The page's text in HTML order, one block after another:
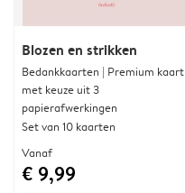
Blozen en strikken
Bedankkaarten | Premium kaart
met keuze uit 3
papierafwerkingen
Set van 10 kaarten
Vanaf
€ 9,99